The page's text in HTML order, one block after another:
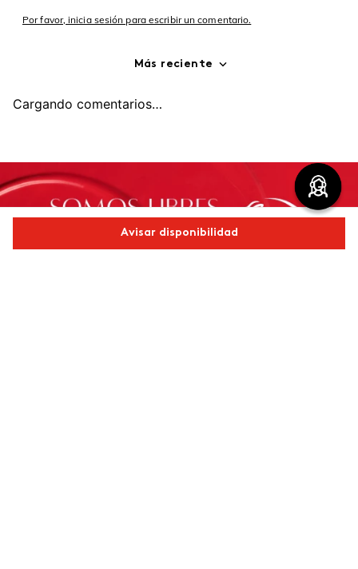
Avisar disponibilidad
Por favor, inicia sesión para escribir un comentario.
Más reciente
Cargando comentarios…